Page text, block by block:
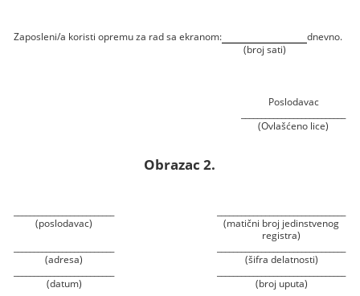
Zaposleni/a koristi opremu za rad sa ekranom:
dnevno.
(broj sati)
Poslodavac
(Ovlašćeno lice)
Obrazac 2.
(poslodavac)
(matični broj jedinstvenog
registra)
(adresa)
(šifra delatnosti)
(datum)
(broj uputa)